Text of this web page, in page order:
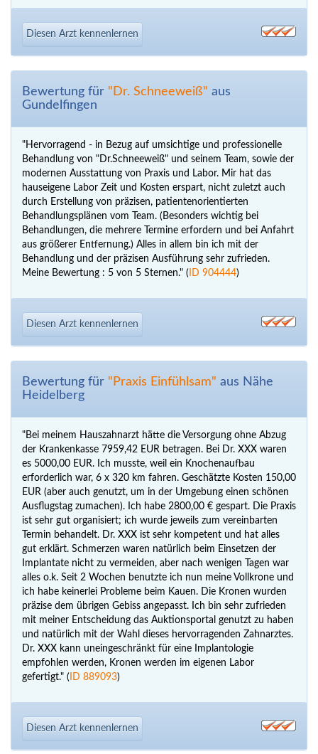
Diesen Arzt kennenlernen
Bewertung für "Dr. Schneeweiß" aus
Gundelfingen
"Hervorragend - in Bezug auf umsichtige und professionelle
Behandlung von "Dr.Schneeweiß" und seinem Team, sowie der
modernen Ausstattung von Praxis und Labor. Mir hat das
hauseigene Labor Zeit und Kosten erspart, nicht zuletzt auch
durch Erstellung von präzisen, patientenorientierten
Behandlungsplänen vom Team. (Besonders wichtig bei
Behandlungen, die mehrere Termine erfordern und bei Anfahrt
aus größerer Entfernung.) Alles in allem bin ich mit der
Behandlung und der präzisen Ausführung sehr zufrieden.
Meine Bewertung : 5 von 5 Sternen." ( ID 904444)
Diesen Arzt kennenlernen
Bewertung für "Praxis Einfühlsam" aus Nähe
Heidelberg
"Bei meinem Hauszahnarzt hätte die Versorgung ohne Abzug
der Krankenkasse 7959,42 EUR betragen. Bei Dr. XXX waren
es 5000,00 EUR. Ich musste, weil ein Knochenaufbau
erforderlich war, 6 x 320 km fahren. Geschätzte Kosten 150,00
EUR (aber auch genutzt, um in der Umgebung einen schönen
Ausflugstag zumachen). Ich habe 2800,00 € gespart. Die Praxis
ist sehr gut organisiert; ich wurde jeweils zum vereinbarten
Termin behandelt. Dr. XXX ist sehr kompetent und hat alles
gut erklärt. Schmerzen waren natürlich beim Einsetzen der
Implantate nicht zu vermeiden, aber nach wenigen Tagen war
alles o.k. Seit 2 Wochen benutzte ich nun meine Vollkrone und
ich habe keinerlei Probleme beim Kauen. Die Kronen wurden
präzise dem übrigen Gebiss angepasst. Ich bin sehr zufrieden
mit meiner Entscheidung das Auktionsportal genutzt zu haben
und natürlich mit der Wahl dieses hervorragenden Zahnarztes.
Dr. XXX kann uneingeschränkt für eine Implantologie
empfohlen werden, Kronen werden im eigenen Labor
gefertigt." ( ID 889093)
Diesen Arzt kennenlernen